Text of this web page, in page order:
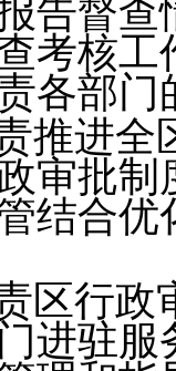
告督
考核
各部
推进
审批
结合
区行
进驻